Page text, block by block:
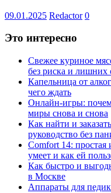
09.01.2025 Redactor 0
Это интересно
Свежее куриное
без риска и лишних
Капельница от
чего ждать
Онлайн-игры:
миры снова и снова
Как найти и
руководство без
Comfort 14:
умеет и как ей
Как быстро и
в Москве
Аппараты для